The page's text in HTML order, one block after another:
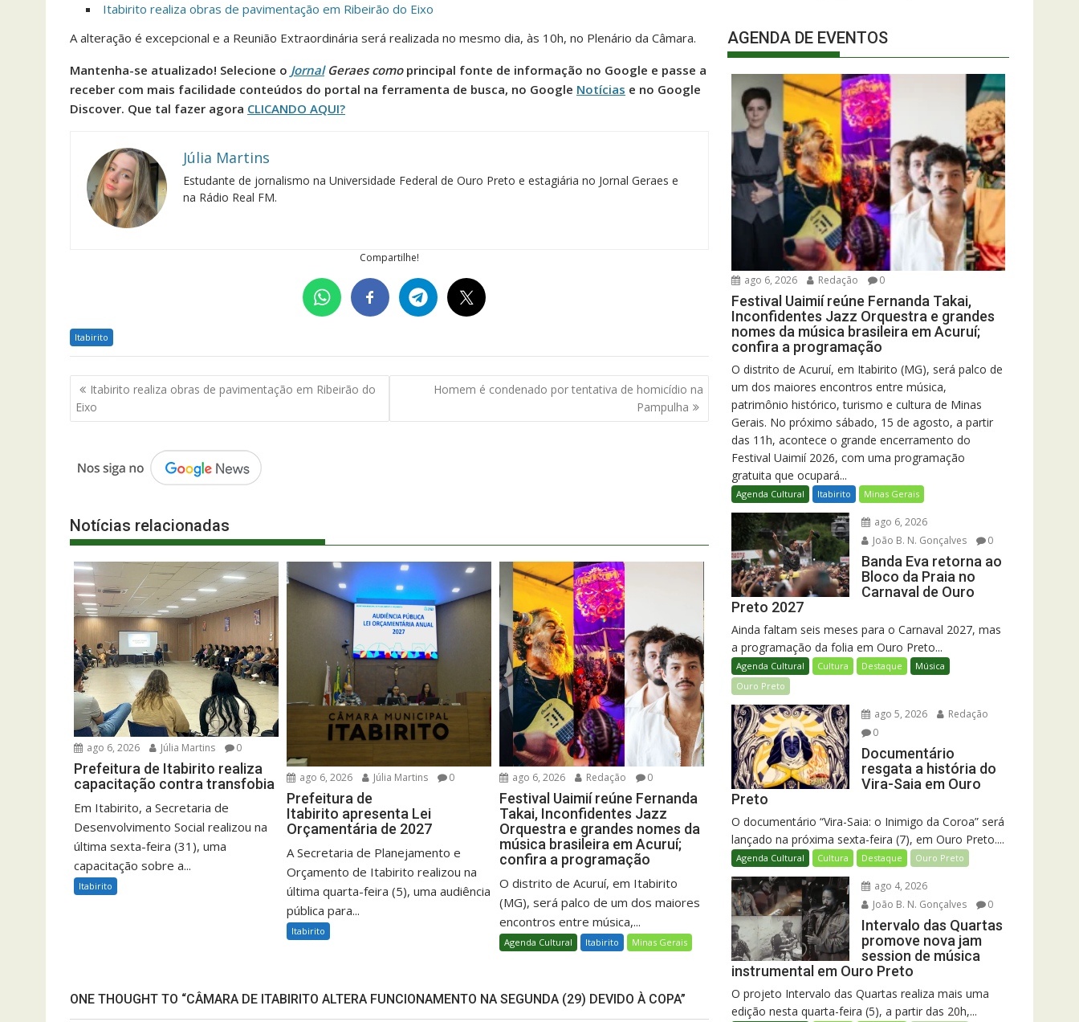
Itabirito realiza obras de pavimentação em Ribeirão do Eixo
A alteração é excepcional e a Reunião Extraordinária será realizada no mesmo dia, às 10h, no Plenário da Câmara.
Mantenha-se atualizado! Selecione o JornalGeraes como principal fonte de informação no Google e passe a
receber com mais facilidade conteúdos do portal na ferramenta de busca, no Google Notícias e no Google
Discover. Que tal fazer agora CLICANDO AQUI?
Júlia Martins
Estudante de jornalismo na Universidade Federal de Ouro Preto e estagiária no Jornal Geraes e
na Rádio Real FM.
Compartilhe!
Itabirito
Navegação
de
Post
Itabirito realiza obras de pavimentação em Ribeirão do
Eixo
Homem é condenado por tentativa de homicídio na
Pampulha
Notícias relacionadas
ago 6, 2026 Júlia Martins 0
Prefeitura de Itabirito realiza
capacitação contra transfobia
Em Itabirito, a Secretaria de
Desenvolvimento Social realizou na
última sexta-feira (31), uma
capacitação sobre a...
Itabirito
ago 6, 2026 Júlia Martins 0
Prefeitura de
Itabirito apresenta Lei
Orçamentária de 2027
A Secretaria de Planejamento e
Orçamento de Itabirito realizou na
última quarta-feira (5), uma audiência
pública para...
Itabirito
ago 6, 2026 Redação 0
Festival Uaimií reúne Fernanda
Takai, Inconfidentes Jazz
Orquestra e grandes nomes da
música brasileira em Acuruí;
confira a programação
O distrito de Acuruí, em Itabirito
(MG), será palco de um dos maiores
encontros entre música,...
Agenda Cultural Itabirito Minas Gerais
ONE THOUGHT TO “CÂMARA DE ITABIRITO ALTERA FUNCIONAMENTO NA SEGUNDA (29) DEVIDO À COPA”
AGENDA DE EVENTOS
ago 6, 2026 Redação 0
Festival Uaimií reúne Fernanda Takai,
Inconfidentes Jazz Orquestra e grandes
nomes da música brasileira em Acuruí;
confira a programação
O distrito de Acuruí, em Itabirito (MG), será palco de
um dos maiores encontros entre música,
patrimônio histórico, turismo e cultura de Minas
Gerais. No próximo sábado, 15 de agosto, a partir
das 11h, acontece o grande encerramento do
Festival Uaimií 2026, com uma programação
gratuita que ocupará...
Agenda Cultural Itabirito Minas Gerais
ago 6, 2026
João B. N. Gonçalves
0
Banda Eva retorna ao
Bloco da Praia no
Carnaval de Ouro
Preto 2027
Ainda faltam seis meses para o Carnaval 2027, mas
a programação da folia em Ouro Preto...
Agenda Cultural Cultura Destaque
Música
Ouro Preto
ago 5, 2026
Redação
0
Documentário
resgata a história do
Vira-Saia em Ouro
Preto
O documentário “Vira-Saia: o Inimigo da Coroa” será
lançado na próxima sexta-feira (7), em Ouro Preto....
Agenda Cultural Cultura Destaque Ouro Preto
ago 4, 2026
João B. N. Gonçalves
0
Intervalo das Quartas
promove nova jam
session de música
instrumental em Ouro Preto
O projeto Intervalo das Quartas realiza mais uma
edição nesta quarta-feira (5), a partir das 20h,...